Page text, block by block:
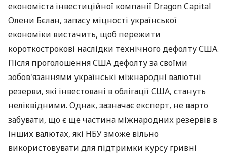
економіста інвестиційної компанії Dragon Capital
Олени Бєлан, запасу міцності української
економіки вистачить, щоб пережити
короткострокові наслідки технічного дефолту США.
Після проголошення США дефолту за своїми
зобов'язаннями українські міжнародні валютні
резерви, які інвестовані в облігації США, стануть
неліквідними. Однак, зазначає експерт, не варто
забувати, що є ще частина міжнародних резервів в
інших валютах, які НБУ зможе вільно
використовувати для підтримки курсу гривні